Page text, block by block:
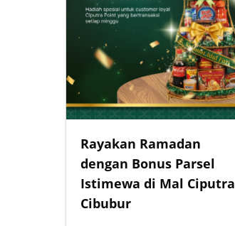
Rayakan Ramadan
dengan Bonus Parsel
Istimewa di Mal Ciputra
Cibubur